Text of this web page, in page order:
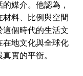
媒介。他認為，
料、比例與空間
個時代的生活文
地文化與全球化
實的平衡。